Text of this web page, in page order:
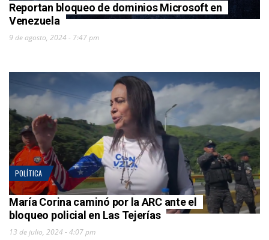
Reportan bloqueo de dominios Microsoft en
Venezuela
9 de agosto, 2024 - 7:47 pm
POLÍTICA
María Corina caminó por la ARC ante el
bloqueo policial en Las Tejerías
13 de julio, 2024 - 4:07 pm